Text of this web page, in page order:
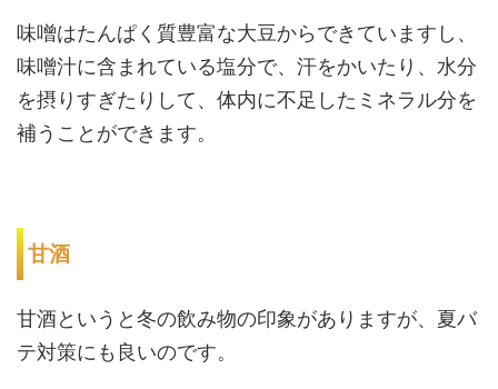
味噌はたんぱく質豊富な大豆からできていますし、
味噌汁に含まれている塩分で、汗をかいたり、水分
を摂りすぎたりして、体内に不足したミネラル分を
補うことができます。
甘酒
甘酒というと冬の飲み物の印象がありますが、夏バ
テ対策にも良いのです。